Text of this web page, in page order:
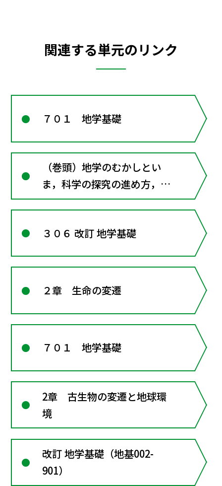
関連する単元のリンク
７０１ 地学基礎
（巻頭）地学のむかしとい
ま，科学の探究の進め方，地
球と太陽系の惑星の姿，科学
３０６ 改訂 地学基礎
２章 生命の変遷
７０１ 地学基礎
2章 古生物の変遷と地球環
境
改訂 地学基礎（地基002-
901）